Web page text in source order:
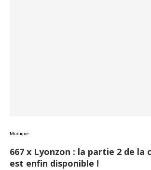
Musique
667 x Lyonzon : la partie 2 de la
est enfin disponible !